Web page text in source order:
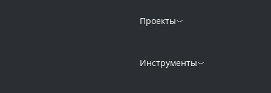
Проекты
Инструменты